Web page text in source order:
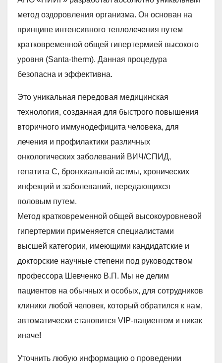
метод оздоровления организма. Он основан на
принципе интенсивного теплолечения путем
кратковременной общей гипертермией высокого
уровня (Santa-therm). Данная процедура
безопасна и эффективна.
Это уникальная передовая медицинская
технология, созданная для быстрого повышения
вторичного иммунодефицита человека, для
лечения и профилактики различных
онкологических заболеваний ВИЧ/СПИД,
гепатита С, бронхиальной астмы, хронических
инфекций и заболеваний, передающихся
половым путем.
Метод кратковременной общей высокоуровневой
гипертермии применяется специалистами
высшей категории, имеющими кандидатские и
докторские научные степени под руководством
профессора Шевченко В.П. Мы не делим
пациентов на обычных и особых, для сотрудников
клиники любой человек, который обратился к нам,
автоматически становится VIP-пациентом и никак
иначе!
Уточнить любую информацию о проведении